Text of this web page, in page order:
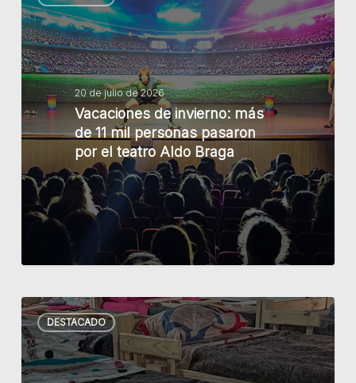
de
invierno:
más
de
mil
personas
por
teatro
20 de julio de 2026
Vacaciones de invierno: más
de 11 mil personas pasaron
por el teatro Aldo Braga
DESTACADO
Ante
las
bajas
temperaturas,